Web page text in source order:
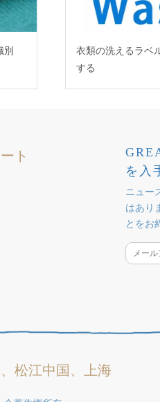
別
衣類の洗えるラベ
する
ト
を入
ニュー
はあり
とをお
、松江中国、上海